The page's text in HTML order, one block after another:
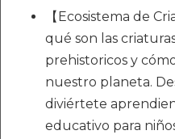
【Ecosistema de
qué son las
prehistoricos y
nuestro planeta.
diviértete
educativo para